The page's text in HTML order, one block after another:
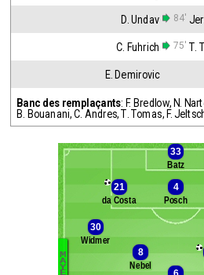
D. Undav 84'
C. Fuhrich 75' T.
E. Demirovic
Banc des remplaçants: F. Bredlow, N.
B. Bouanani,C. Andres,T. Tomas, F.